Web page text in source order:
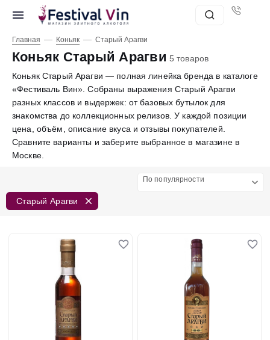
Главная — Коньяк — Старый Арагви
Коньяк Старый Арагви 5 товаров
Коньяк Старый Арагви — полная линейка бренда в каталоге
«Фестиваль Вин». Собраны выражения Старый Арагви
разных классов и выдержек: от базовых бутылок для
знакомства до коллекционных релизов. У каждой позиции
цена, объём, описание вкуса и отзывы покупателей.
Сравните варианты и заберите выбранное в магазине в
Москве.
По популярности
Старый Арагви